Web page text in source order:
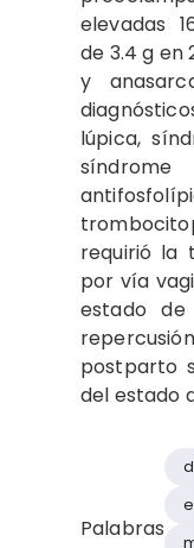
elevadas
de 3.4 g en
y
lúpica,
requirió la
por vía
estado
postparto
del estado
Palabras